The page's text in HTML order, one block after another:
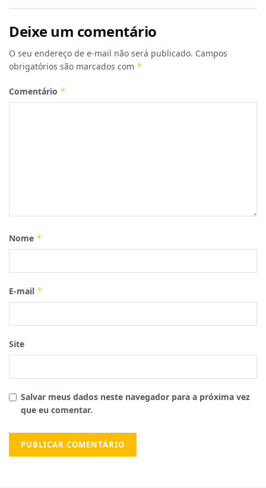
Deixe um comentário
O seu endereço de e-mail não será publicado. Campos
obrigatórios são marcados com *
Comentário *
Nome *
E-mail *
Site
Salvar meus dados neste navegador para a próxima vez
que eu comentar.